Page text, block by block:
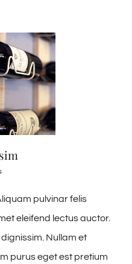
pulvinar felis
eleifend lectus auctor.
Nullam et
purus eget est pretium